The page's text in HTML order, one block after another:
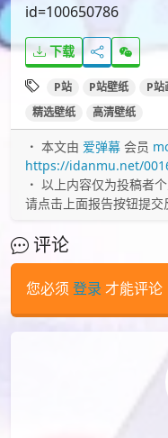
id=100650786
下载
P站 P站壁纸 P站
精选壁纸
高清壁纸
本文由 爱弹幕 会员
https://idanmu.net/
以上内容仅为投稿者
请点击上面报告按钮提交
评论
您必须 登录 才能评论